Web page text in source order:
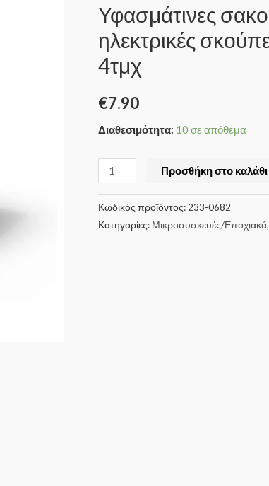
Υφασμάτινες
ηλεκτρικές
4τμχ
€7.90
Διαθεσιμότητα: 10 σε απόθεμα
Προσθήκη στο καλάθι
Κωδικός προϊόντος:233-0682
Κατηγορίες: Μικροσυσκευές/Εποχιακά,